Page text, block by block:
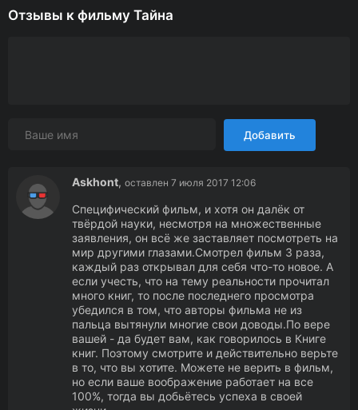
Отзывы к фильму Тайна
Добавить
Askhont, оставлен 7 июля 2017 12:06
Специфический фильм, и хотя он далёк от
твёрдой науки, несмотря на множественные
заявления, он всё же заставляет посмотреть на
мир другими глазами.Смотрел фильм 3 раза,
каждый раз открывал для себя что-то новое. А
если учесть, что на тему реальности прочитал
много книг, то после последнего просмотра
убедился в том, что авторы фильма не из
пальца вытянули многие свои доводы.По вере
вашей - да будет вам, как говорилось в Книге
книг. Поэтому смотрите и действительно верьте
в то, что вы хотите. Можете не верить в фильм,
но если ваше воображение работает на все
100%, тогда вы добьётесь успеха в своей